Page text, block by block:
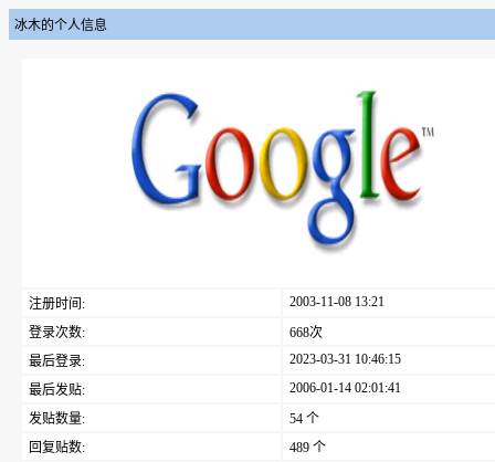
冰木的个人信息
注册时间:
2003-11-08 13:21
登录次数:
668次
最后登录:
2023-03-31 10:46:15
最后发贴:
2006-01-14 02:01:41
发贴数量:
54 个
回复贴数:
489 个